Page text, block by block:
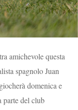
amichevole questa
spagnolo Juan
domenica e
parte del club